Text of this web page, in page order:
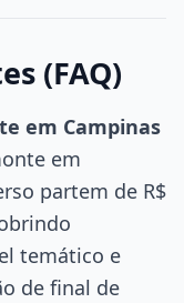
(FAQ)
em Campinas
em
partem de R$
temático e
de final de